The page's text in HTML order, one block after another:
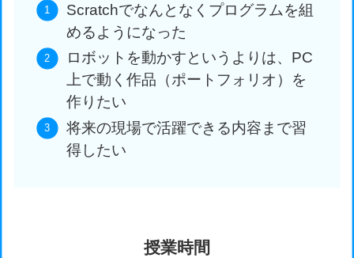
Scratchでなんとなくプログラムを組
めるようになった
ロボットを動かすというよりは、PC
上で動く作品（ポートフォリオ）を
作りたい
将来の現場で活躍できる内容まで習
得したい
授業時間